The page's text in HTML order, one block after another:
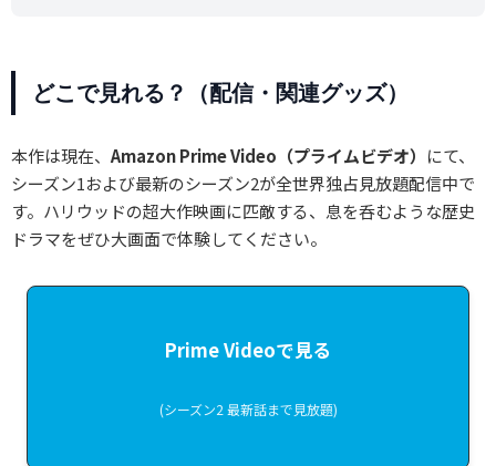
どこで見れる？（配信・関連グッズ）
本作は現在、 Amazon Prime Video（プライムビデオ） にて、
シーズン1および最新のシーズン2が全世界独占見放題配信中で
す。ハリウッドの超大作映画に匹敵する、息を呑むような歴史
ドラマをぜひ大画面で体験してください。
Prime Videoで見る
(シーズン2 最新話まで見放題)